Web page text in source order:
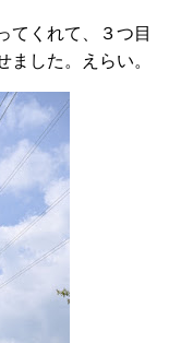
てくれて、３つ目
した。えらい。